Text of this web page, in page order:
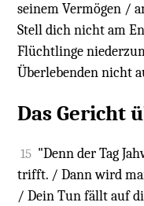
seinem Vermögen /
Stell dich nicht am
Flüchtlinge
Überlebenden nicht
Das Gericht
15 "Denn der Tag
trifft. / Dann wird
/ Dein Tun fällt auf